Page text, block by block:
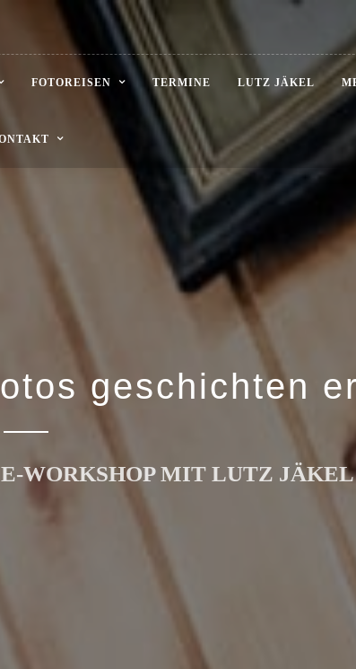
FOTOREISEN TERMINE LUTZ JÄKEL
geschichten
WORKSHOP MIT LUTZ JÄKEL